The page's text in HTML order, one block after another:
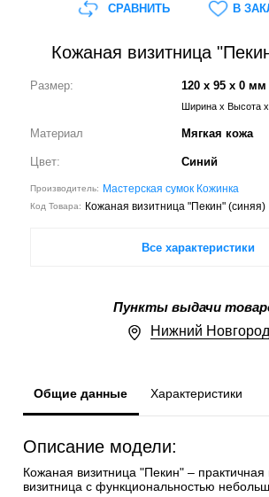
Кожаная визитница
Размер: 120 x 95 x 0 мм
Ширина x Высота
Материал Мягкая кожа
Цвет: Синий
Производитель: Мастерская сумок Кожинка
Код Товара: Кожаная визитница "Пекин" (синяя)
Все характеристики
Пункты выдачи
Нижний Новгород
СРАВНИТЬ В
Общие данные Характеристики
Описание модели:
Кожаная визитница "Пекин" – практичная
визитница с функциональностью